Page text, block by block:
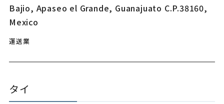
Bajio, Apaseo el Grande, Guanajuato C.P.38160,
Mexico
運送業
タイ